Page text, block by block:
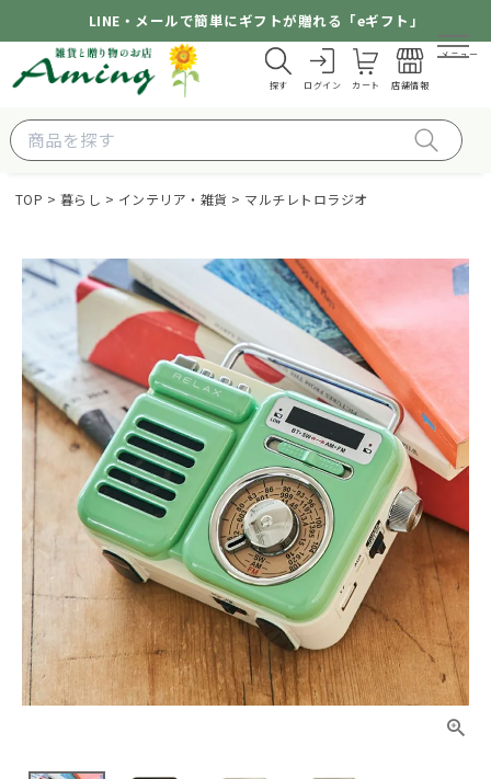
LINE・メールで簡単にギフトが贈れる「eギフト」
探す ログイン カート 店舗情報
メニュー
TOP 暮らし インテリア・雑貨 マルチレトロラジオ